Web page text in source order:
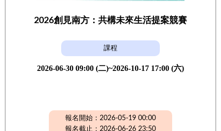
2026創見南方：共構未來生活提案競賽
課程
2026-06-30 09:00 (二)~2026-10-17 17:00 (六)
報名開始：2026-05-19 00:00
報名截止：2026-06-26 23:50